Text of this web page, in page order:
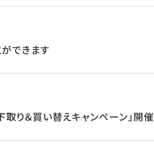
できます
り＆買い替えキャンペーン」開催